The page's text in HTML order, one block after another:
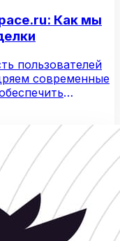
Как мы
пользователей
современные